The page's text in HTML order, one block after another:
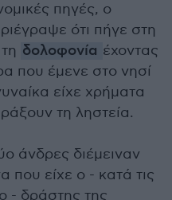
πηγές, ο
ότι πήγε στη
δολοφονία έχοντας
που έμενε στο νησί
είχε χρήματα
τη ληστεία.
άνδρες διέμειναν
που είχε ο - κατά τις
- δράστης της